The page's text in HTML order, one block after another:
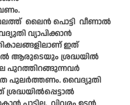
ലൈൻ പൊട്ടി വീണാൽ
വ്യാപിക്കാൻ
ഇത്
ആരുടെയും ശ്രദ്ധയിൽ
പുറത്തിറങ്ങുന്നവർ
പുലർത്തണം. വൈദ്യുതി